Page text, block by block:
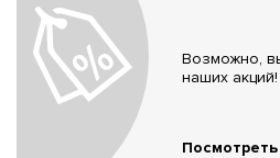
Возможно,
наших акций!
Посмотреть